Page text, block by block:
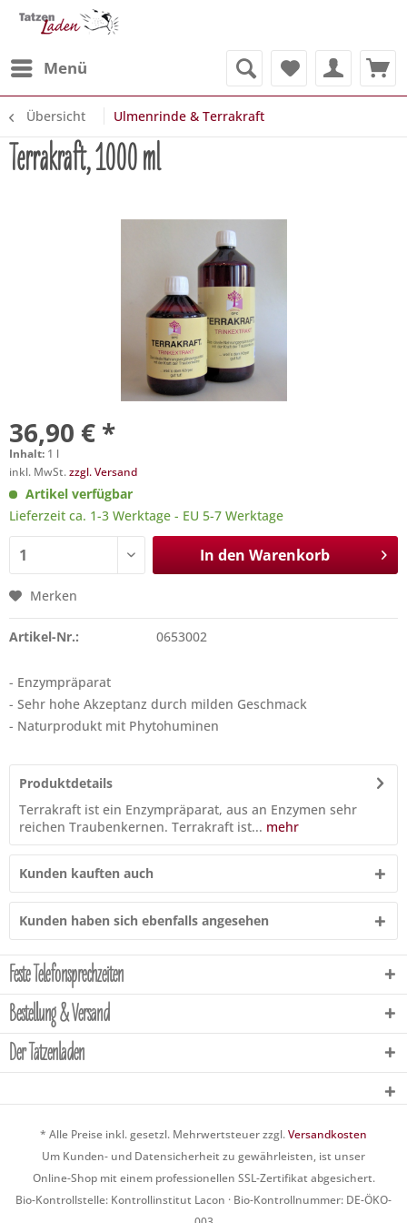
Menü
Übersicht Ulmenrinde & Terrakraft
Terrakraft, 1000 ml
36,90 € *
Inhalt: 1 l
inkl. MwSt.zzgl. Versand
Artikel verfügbar
Lieferzeit ca. 1-3 Werktage - EU 5-7 Werktage
In den Warenkorb
Merken
Artikel-Nr.: 0653002
- Enzympräparat
- Sehr hohe Akzeptanz durch milden Geschmack
- Naturprodukt mit Phytohuminen
Produktdetails
Terrakraft ist ein Enzympräparat, aus an Enzymen sehr
reichen Traubenkernen. Terrakraft ist... mehr
Kunden kauften auch
Kunden haben sich ebenfalls angesehen
Feste Telefonsprechzeiten
Bestellung & Versand
Der Tatzenladen
* Alle Preise inkl. gesetzl. Mehrwertsteuer zzgl.Versandkosten
Um Kunden- und Datensicherheit zu gewährleisten, ist unser
Online-Shop mit einem professionellen SSL-Zertifikat abgesichert.
Bio-Kontrollstelle: Kontrollinstitut Lacon · Bio-Kontrollnummer: DE-ÖKO-